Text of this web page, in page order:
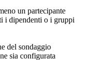
un partecipante
i dipendenti o i gruppi
del sondaggio
sia configurata